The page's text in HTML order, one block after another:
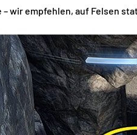
wir empfehlen, auf Felsen